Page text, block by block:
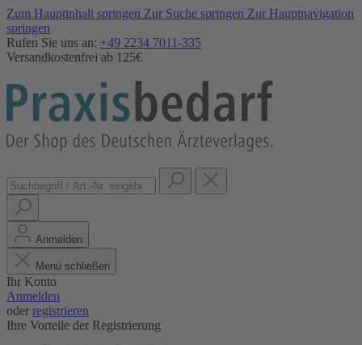
Zum Hauptinhalt springen Zur Suche springen Zur Hauptnavigation
springen
Rufen Sie uns an: +49 2234 7011-335
Versandkostenfrei ab 125€
Anmelden
Menü schließen
Ihr Konto
Anmelden
oder registrieren
Ihre Vorteile der Registrierung